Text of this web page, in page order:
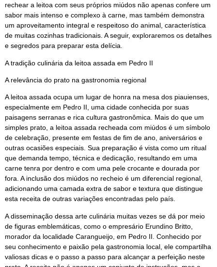
rechear a leitoa com seus próprios miúdos não apenas confere um
sabor mais intenso e complexo à carne, mas também demonstra
um aproveitamento integral e respeitoso do animal, característica
de muitas cozinhas tradicionais. A seguir, exploraremos os detalhes
e segredos para preparar esta delícia.
A tradição culinária da leitoa assada em Pedro II
A relevância do prato na gastronomia regional
A leitoa assada ocupa um lugar de honra na mesa dos piauienses,
especialmente em Pedro II, uma cidade conhecida por suas
paisagens serranas e rica cultura gastronômica. Mais do que um
simples prato, a leitoa assada recheada com miúdos é um símbolo
de celebração, presente em festas de fim de ano, aniversários e
outras ocasiões especiais. Sua preparação é vista como um ritual
que demanda tempo, técnica e dedicação, resultando em uma
carne tenra por dentro e com uma pele crocante e dourada por
fora. A inclusão dos miúdos no recheio é um diferencial regional,
adicionando uma camada extra de sabor e textura que distingue
esta receita de outras variações encontradas pelo país.
A disseminação dessa arte culinária muitas vezes se dá por meio
de figuras emblemáticas, como o empresário Erundino Britto,
morador da localidade Carangueijo, em Pedro II. Conhecido por
seu conhecimento e paixão pela gastronomia local, ele compartilha
valiosas dicas e o passo a passo para alcançar a perfeição neste